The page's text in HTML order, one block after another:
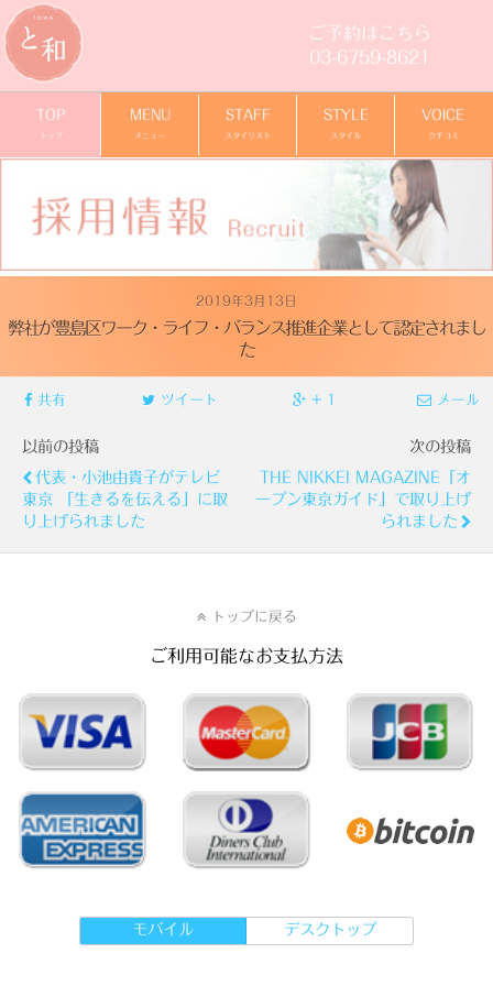
ご予約はこちら
03-6759-8621
TOP
トップ
MENU
メニュー
STAFF
スタイリスト
STYLE
スタイル
VOICE
クチコミ
2019年3月13日
弊社が豊島区ワーク・ライフ・バランス推進企業として認定されまし
た
共有 ツイート + 1 メール
以前の投稿
代表・小池由貴子がテレビ
東京 「生きるを伝える」に取
り上げられました
次の投稿
THE NIKKEI MAGAZINE「オ
ープン東京ガイド」で取り上げ
られました
トップに戻る
ご利用可能なお支払方法
モバイル デスクトップ